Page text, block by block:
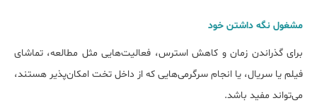
مشغول نگه داشتن خود
برای گذراندن زمان و کاهش استرس، فعالیت‌هایی مثل مطالعه، تماشای
فیلم یا سریال، یا انجام سرگرمی‌هایی که از داخل تخت امکان‌پذیر هستند،
می‌تواند مفید باشد.